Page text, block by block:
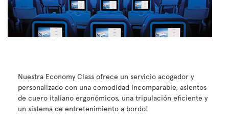
Nuestra Economy Class ofrece un servicio acogedor y
personalizado con una comodidad incomparable, asientos
de cuero italiano ergonómicos, una tripulación eficiente y
un sistema de entretenimiento a bordo!